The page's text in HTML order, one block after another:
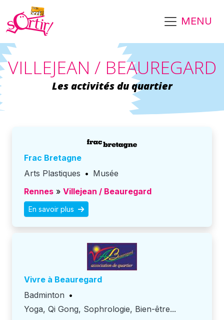
MENU
VILLEJEAN / BEAUREGARD
Les activités du quartier
Frac Bretagne
Arts Plastiques • Musée
Rennes » Villejean / Beauregard
En savoir plus
Vivre à Beauregard
Badminton •
Yoga, Qi Gong, Sophrologie, Bien-être...